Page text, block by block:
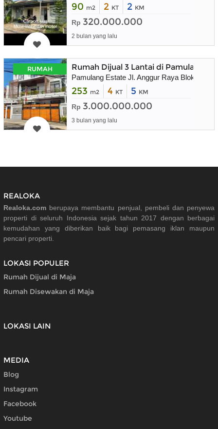
90 m2 2 KT 2 KM
Rp 320.000.000
2 bulan yang lalu
RUMAH Rumah Dijual 3 Lantai di Pamulang
Pamulang Estate Jl. Anggur Raya Blok I3
253 m2 4 KT 5 KM
Rp 3.000.000.000
3 bulan yang lalu
REALOKA
Realoka.com berupaya membantu penjual, pembeli dan penyewa
properti di seluruh Indonesia sejak tahun 2017 dengan berbagai
kemudahan yang diberikan baik bagi pemasang iklan maupun
pencari properti.
LOKASI POPULER
Rumah Dijual di Maja
Rumah Disewakan di Maja
LOKASI LAIN
MEDIA
Blog
Instagram
Facebook
Youtube